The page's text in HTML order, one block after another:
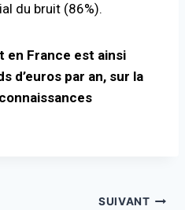
du bruit (86%).
en France est ainsi
d’euros par an, sur la
SUIVANT